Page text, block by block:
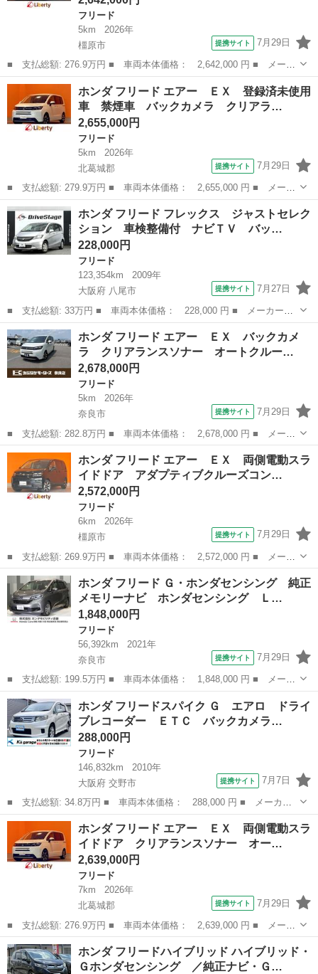
フリード
5km
2026年
橿原市
提携サイト 7月29日
■ 支払総額: 276.9万円 ■ 車両本体価格： 2,642,000 円 ■ メーカ
ー名： ホンダ ■ 車種名： フリード ■ グレード名： エアー
ＥＸ 両側電動スライドドア クリアランスソナー オートクルーズ
コントロ...
奈良 橿原市 フリード
ホンダ フリード エアー ＥＸ 登録済未使用
車 禁煙車 バックカメラ クリアラ…
2,655,000円
フリード
5km
2026年
北葛城郡
提携サイト 7月29日
■ 支払総額: 279.9万円 ■ 車両本体価格： 2,655,000 円 ■ メーカ
ー名： ホンダ ■ 車種名： フリード ■ グレード名： エアー
ＥＸ 登録済未使用車 禁煙車 バックカメラ クリアランスソナ
ー オート...
奈良 北葛城郡 フリード
ホンダ フリード フレックス ジャストセレク
ション 車検整備付 ナビＴＶ バッ…
228,000円
フリード
123,354km
2009年
大阪府 八尾市
提携サイト 7月27日
■ 支払総額: 33万円 ■ 車両本体価格： 228,000 円 ■ メーカー
名： ホンダ ■ 車種名： フリード ■ グレード名： フレック
ス ジャストセレクション 車検整備付 ナビＴＶ バックカメラ
ＥＴＣ キーレス ...
大阪 八尾市 フリード
ホンダ フリード エアー ＥＸ バックカメ
ラ クリアランスソナー オートクルー…
2,678,000円
フリード
5km
2026年
奈良市
提携サイト 7月29日
■ 支払総額: 282.8万円 ■ 車両本体価格： 2,678,000 円 ■ メーカ
ー名： ホンダ ■ 車種名： フリード ■ グレード名： エアー
ＥＸ バックカメラ クリアランスソナー オートクルーズコントロ
ール レ...
奈良 奈良市 フリード
ホンダ フリード エアー ＥＸ 両側電動スラ
イドドア アダプティブクルーズコン…
2,572,000円
フリード
6km
2026年
橿原市
提携サイト 7月29日
■ 支払総額: 269.9万円 ■ 車両本体価格： 2,572,000 円 ■ メーカ
ー名： ホンダ ■ 車種名： フリード ■ グレード名： エアー
ＥＸ 両側電動スライドドア アダプティブクルーズコントロール
クリアラ...
奈良 橿原市 フリード
ホンダ フリード Ｇ・ホンダセンシング 純正
メモリーナビ ホンダセンシング Ｌ…
1,848,000円
フリード
56,392km
2021年
奈良市
提携サイト 7月29日
■ 支払総額: 199.5万円 ■ 車両本体価格： 1,848,000 円 ■ メーカ
ー名： ホンダ ■ 車種名： フリード ■ グレード名： Ｇ・ホン
ダセンシング 純正メモリーナビ ホンダセンシング ＬＥＤヘッド
ライト ...
奈良 奈良市 フリード
ホンダ フリードスパイク Ｇ エアロ ドライ
ブレコーダー ＥＴＣ バックカメラ…
288,000円
フリード
146,832km
2010年
大阪府 交野市
提携サイト 7月7日
■ 支払総額: 34.8万円 ■ 車両本体価格： 288,000 円 ■ メーカー
名： ホンダ ■ 車種名： フリードスパイク ■ グレード名：
Ｇ エアロ ドライブレコーダー ＥＴＣ バックカメラ ナビ Ｔ
Ｖ 両側スライ...
大阪 交野市 フリード
ホンダ フリード エアー ＥＸ 両側電動スラ
イドドア クリアランスソナー オー…
2,639,000円
フリード
7km
2026年
北葛城郡
提携サイト 7月29日
■ 支払総額: 276.9万円 ■ 車両本体価格： 2,639,000 円 ■ メーカ
ー名： ホンダ ■ 車種名： フリード ■ グレード名： エアー
ＥＸ 両側電動スライドドア クリアランスソナー オートクルーズ
コントロ...
奈良 北葛城郡 フリード
ホンダ フリードハイブリッド ハイブリッド・
Ｇホンダセンシング ／純正ナビ・Ｇ…